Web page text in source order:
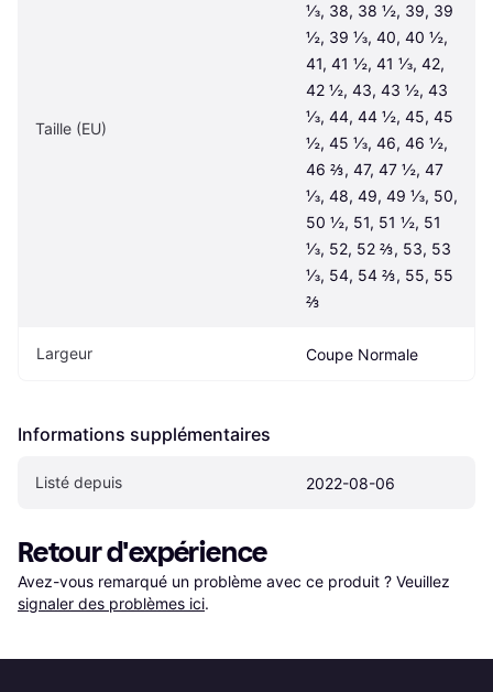
Taille (EU)
⅓, 38, 38 ½, 39, 39
½, 39 ⅓, 40, 40 ½,
41, 41 ½, 41 ⅓, 42,
42 ½, 43, 43 ½, 43
⅓, 44, 44 ½, 45, 45
½, 45 ⅓, 46, 46 ½,
46 ⅔, 47, 47 ½, 47
⅓, 48, 49, 49 ⅓, 50,
50 ½, 51, 51 ½, 51
⅓, 52, 52 ⅔, 53, 53
⅓, 54, 54 ⅔, 55, 55
⅔
Largeur Coupe Normale
Informations supplémentaires
Listé depuis 2022-08-06
Retour d'expérience
Avez-vous remarqué un problème avec ce produit ? Veuillez
signaler des problèmes ici.